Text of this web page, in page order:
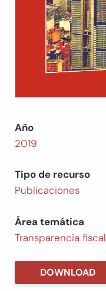
Año
2019
Tipo de recurso
Publicaciones
Área temática
Transparencia fiscal
DOWNLOAD